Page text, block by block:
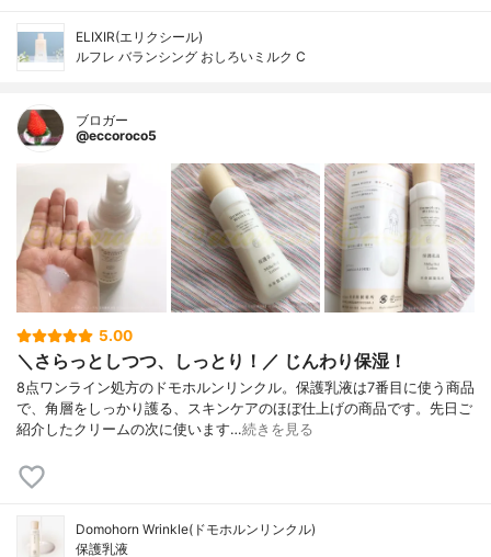
ELIXIR(エリクシール)
ルフレ バランシング おしろいミルク C
ブロガー
@eccoroco5
5.00
＼さらっとしつつ、しっとり！／ じんわり保湿！
8点ワンライン処方のドモホルンリンクル。保護乳液は7番目に使う商品
で、角層をしっかり護る、スキンケアのほぼ仕上げの商品です。先日ご
紹介したクリームの次に使います…続きを見る
Domohorn Wrinkle(ドモホルンリンクル)
保護乳液